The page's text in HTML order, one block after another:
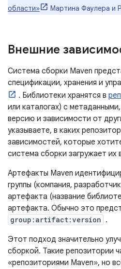
области»
Мартина Фаулера и
Внешние
Система сборки Maven
спецификации, хранения и
. Библиотеки хранятся в
или каталогах) с
версию и зависимости от
указываете, в каких
зависимостей, которые
система сборки загружает их
Артефакты Maven
группы (компания,
артефакта (название
артефакта. Обычно это
group:artifact:version .
Этот подход значительно
сборкой. Такие репозитории
«репозиториями Maven», но